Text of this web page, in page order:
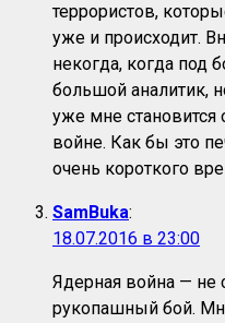
террористов,
уже и происходит.
некогда, когда под
большой аналитик,
уже мне становится
войне. Как бы это
очень короткого
SamBuka:
18.07.2016 в 23:00
Ядерная война — не
рукопашный бой.